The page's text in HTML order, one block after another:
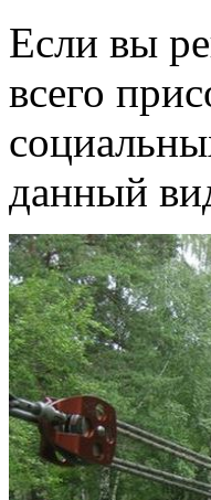
Если вы
всего
данный